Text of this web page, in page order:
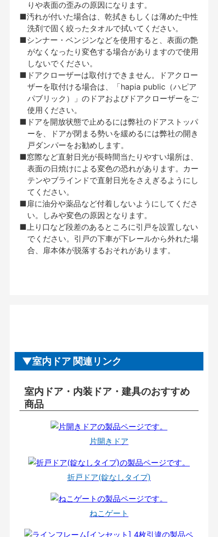
りや表面の歪みの原因になります。
■汚れが付いた場合は、乾拭きもしくは薄めた中性
洗剤で固く絞ったタオルで拭いてください。
■シンナー・ベンジンなどを使用すると、表面の艶
がなくなったり変色する場合がありますので使用
しないでください。
■ドアクローザーは取付けできません。ドアクロー
ザーを取付ける場合は、「hapia public（ハピア
パブリック）」のドアおよびドアクローザーをご
使用ください。
■ドアを開放状態で止めるには弊社のドアストッパ
ーを、ドアが閉まる勢いを緩めるには弊社の開き
戸ダンパーをお勧めします。
■窓際など直射日光が長時間当たりやすい場所は、
表面の日焼けによる変色の恐れがあります。カー
テンやブラインドで直射日光をさえぎるようにし
てください。
■扉に油分や薬品など付着しないようにしてくださ
い。しみや変色の原因となります。
■上り口など段差のあるところに引戸を設置しない
でください。引戸の下車が下レールから外れた場
合、扉本体が脱落するおそれがあります。
室内ドア 関連リンク
室内ドア・内装ドア・建具のおすすめ
商品
片開きドア
折戸ドア(錠なしタイプ)
ねこゲート